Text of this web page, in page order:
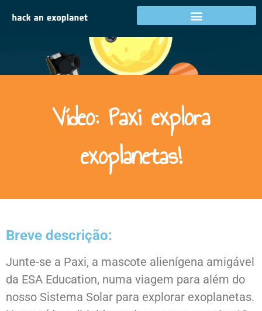
Vídeo: Paxi explora
exoplanetas!
Breve descrição:
Junte-se a Paxi, a mascote alienígena amigável
da ESA Education, numa viagem para além do
nosso Sistema Solar para explorar exoplanetas.